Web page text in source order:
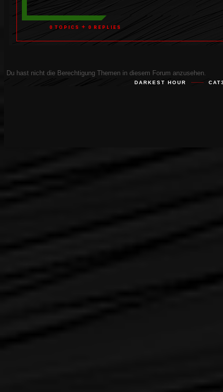
0 TOPICS + 0 REPLIES
Du hast nicht die Berechtigung Themen in diesem Forum anzusehen.
DARKEST HOUR